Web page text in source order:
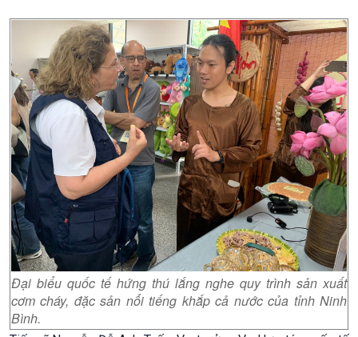
Đại biểu quốc tế hứng thú lắng nghe quy trình sản xuất
cơm cháy, đặc sản nổi tiếng khắp cả nước của tỉnh Ninh
Bình.